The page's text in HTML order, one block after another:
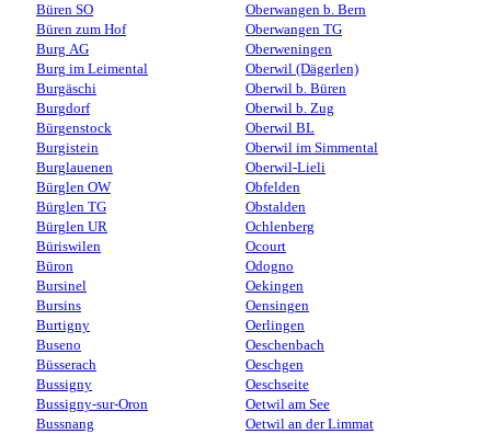
Büren SO
Büren zum Hof
Burg AG
Burg im Leimental
Burgäschi
Burgdorf
Bürgenstock
Burgistein
Burglauenen
Bürglen OW
Bürglen TG
Bürglen UR
Büriswilen
Büron
Bursinel
Bursins
Burtigny
Buseno
Büsserach
Bussigny
Bussigny-sur-Oron
Bussnang
Oberwangen b. Bern
Oberwangen TG
Oberweningen
Oberwil (Dägerlen)
Oberwil b. Büren
Oberwil b. Zug
Oberwil BL
Oberwil im Simmental
Oberwil-Lieli
Obfelden
Obstalden
Ochlenberg
Ocourt
Odogno
Oekingen
Oensingen
Oerlingen
Oeschenbach
Oeschgen
Oeschseite
Oetwil am See
Oetwil an der Limmat